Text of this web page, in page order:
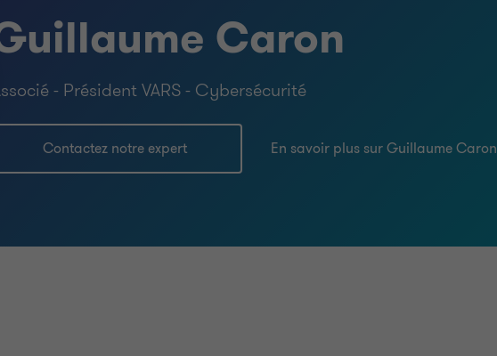
Caron
- Président VARS - Cybersécurité
Contactez notre expert En savoir plus sur Guillaume Caron